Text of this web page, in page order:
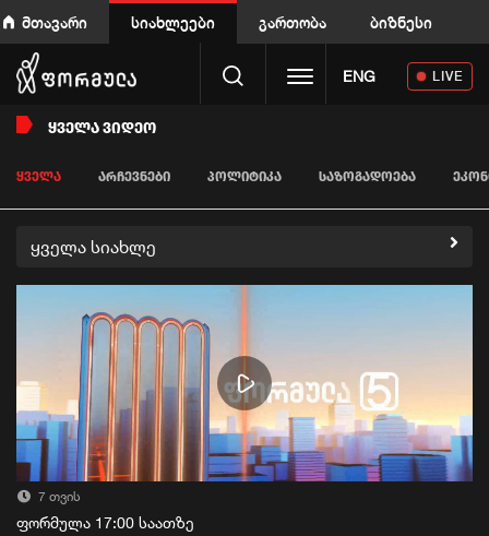
მთავარი სიახლეები გართობა ბიზნესი
Toggle navigation
ENG LIVE
ᲧᲕᲔᲚᲐ ᲕᲘᲓᲔᲝ
ᲧᲕᲔᲚᲐ ᲐᲠᲩᲔᲕᲜᲔᲑᲘ ᲞᲝᲚᲘᲢᲘᲙᲐ ᲡᲐᲖᲝᲒᲐᲓᲝᲔᲑᲐ
ყველა სიახლე
7 თვის
ფორმულა 17:00 საათზე